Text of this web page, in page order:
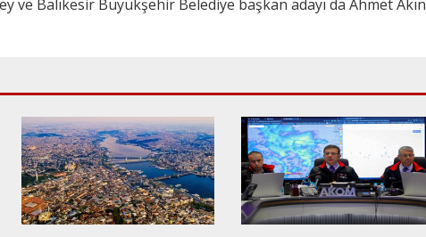
ve Balıkesir Büyükşehir Belediye başkan adayı da Ahmet Akın